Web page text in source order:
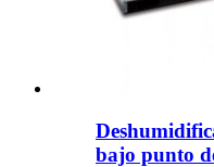
bajo punto